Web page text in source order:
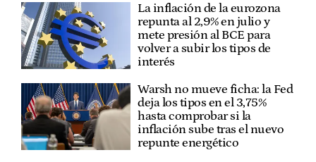
La inflación de la eurozona
repunta al 2,9% en julio y
mete presión al BCE para
volver a subir los tipos de
interés
Warsh no mueve ficha: la Fed
deja los tipos en el 3,75%
hasta comprobar si la
inflación sube tras el nuevo
repunte energético